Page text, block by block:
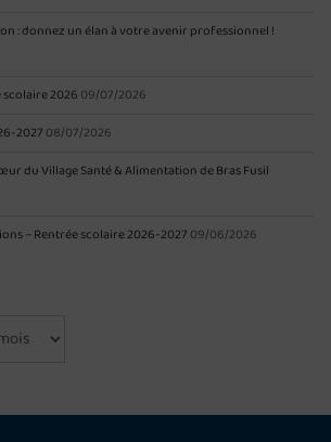
: donnez un élan à votre avenir professionnel !
2026 09/07/2026
2027 08/07/2026
du Village Santé & Alimentation de Bras Fusil
– Rentrée scolaire 2026-2027 09/06/2026